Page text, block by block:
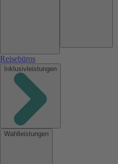
Reisebüros
Inklusivleistungen
Wahlleistungen